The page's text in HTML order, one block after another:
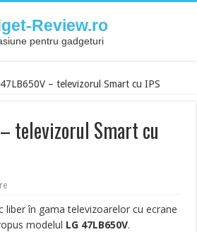
Review.ro
pentru gadgeturi
– televizorul Smart cu IPS
televizorul Smart cu
liber în gama televizoarelor cu ecrane
modelul LG 47LB650V.